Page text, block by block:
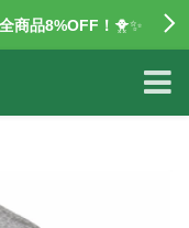
商品8%OFF！ 🐥✨